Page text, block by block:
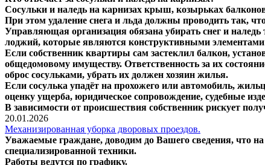
Сосульки и наледь на карнизах крыш, козырьках
При этом удаление снега и льда должны проводить так,
Управляющая организация обязана убирать снег и
лоджий, которые являются конструктивными элементами
Если собственник квартиры сам застеклил балкон,
общедомовому имуществу. Ответственность за их
оброс сосульками, убрать их должен хозяин жилья.
Если сосулька упадёт на прохожего или автомобиль,
оценку ущерба, юридическое сопровождение, судебные
В зависимости от происшествия собственник рискует
20.01.2026
Механизированная уборка дворовых проездов.
Уважаемые граждане, доводим до Вашего сведения, что
специализированной техники.
Работы ведутся по графику.